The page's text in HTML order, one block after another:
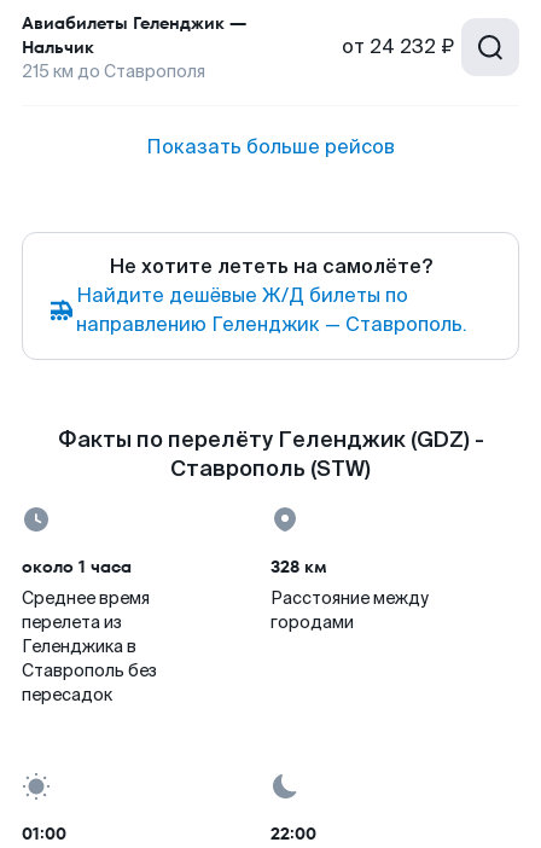
Авиабилеты Геленджик —
Нальчик
215 км до Ставрополя
от 24 232 ₽
Показать больше рейсов
Не хотите лететь на самолёте?
Найдите дешёвые Ж/Д билеты по
направлению Геленджик — Ставрополь.
Факты по перелёту Геленджик (GDZ) -
Ставрополь (STW)
около 1 часа
Среднее время
перелета из
Геленджика в
Ставрополь без
пересадок
328 км
Расстояние между
городами
01:00 22:00